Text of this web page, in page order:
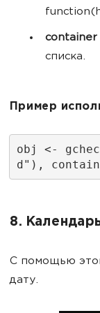
container
списка.
Пример
obj <-
d"),
8.
С помощью
дату.